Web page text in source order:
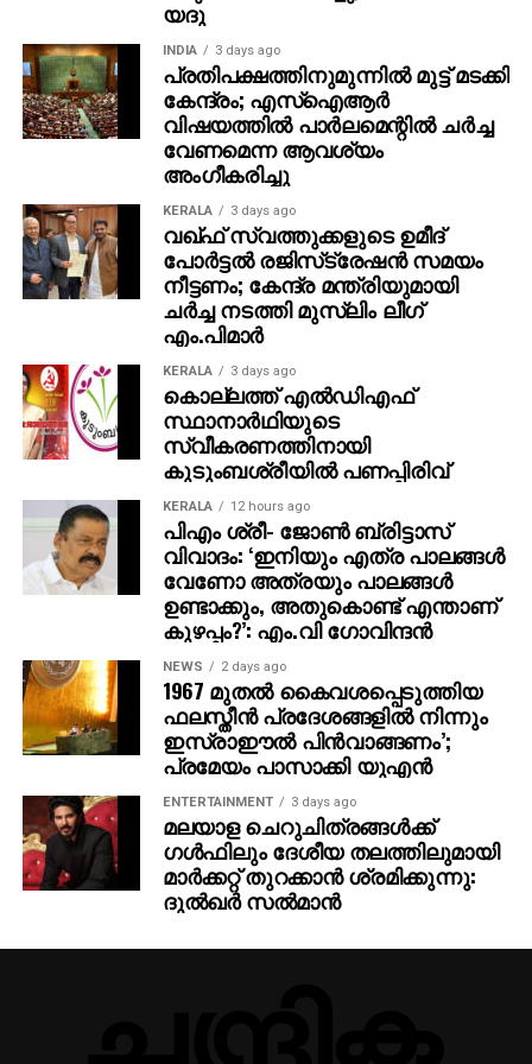
എന്നാല്‍ കാലക്രമേണ, ഇന്‍സ്റ്റഗ്രാമിന്റെ
റെക്കമന്‍ഡേഷന്‍ സംവിധാനം മാറി. ഇപ്പോള്‍,
എക്സ്പ്ലോര്‍ വിഭാഗം ഉള്ളടക്കം, അടിക്കുറിപ്പുകള്‍,
ഉപയോക്തൃ പെരുമാറ്റം എന്നിവയ്ക്ക് മുന്‍ഗണന
നല്‍കുന്നു. റീച്ച് വര്‍ധിപ്പിക്കുന്നതില്‍ ഹാഷ്ടാഗുകള്‍ ഇനി
അത്ര ഫലപ്രദമല്ലെന്ന് ഇന്‍സ്റ്റഗ്രാം മേധാവി ആദം
മൊസേരി ആവര്‍ത്തിച്ച് പ്രസ്താവിച്ചിട്ടുണ്ട്. ഹാഷ്ടാഗുകള്‍
ഇപ്പോള്‍ ഉള്ളടക്കത്തെ തരംതിരിക്കുന്നതിനുള്ള ഒരു
മാര്‍ഗമായി മാത്രം മാറിയിരിക്കുന്നു എന്നാണ് അദേഹം
പറയുന്നത്.
യദു
INDIA 3 days ago
പ്രതിപക്ഷത്തിനുമുന്നില്‍ മുട്ട് മടക്കി
കേന്ദ്രം; എസ്ഐആർ
വിഷയത്തിൽ പാർലമെന്റിൽ ചർച്ച
വേണമെന്ന ആവശ്യം
അംഗീകരിച്ചു
KERALA 3 days ago
വഖ്ഫ് സ്വത്തുക്കളുടെ ഉമീദ്
പോര്‍ട്ടല്‍ രജിസ്‌ട്രേഷന്‍ സമയം
നീട്ടണം; കേന്ദ്ര മന്ത്രിയുമായി
ചര്‍ച്ച നടത്തി മുസ്‌ലിം ലീഗ്
എം.പിമാര്‍
KERALA 3 days ago
കൊല്ലത്ത് എല്‍ഡിഎഫ്
സ്ഥാനാര്‍ഥിയുടെ
സ്വീകരണത്തിനായി
കുടുംബശ്രീയില്‍ പണപ്പിരിവ്
KERALA 12 hours ago
പിഎം ശ്രീ- ജോണ്‍ ബ്രിട്ടാസ്
വിവാദം: ‘ഇനിയും എത്ര പാലങ്ങള്‍
വേണോ അത്രയും പാലങ്ങള്‍
ഉണ്ടാക്കും, അതുകൊണ്ട് എന്താണ്
കുഴപ്പം?’: എം.വി ഗോവിന്ദന്‍
NEWS 2 days ago
1967 മുതല്‍ കൈവശപ്പെടുത്തിയ
ഫലസ്തീന്‍ പ്രദേശങ്ങളില്‍ നിന്നും
ഇസ്രാഈല്‍ പിന്‍വാങ്ങണം’;
പ്രമേയം പാസാക്കി യുഎന്‍
ENTERTAINMENT 3 days ago
മലയാള ചെറുചിത്രങ്ങള്‍ക്ക്
ഗള്‍ഫിലും ദേശീയ തലത്തിലുമായി
മാര്‍ക്കറ്റ് തുറക്കാന്‍ ശ്രമിക്കുന്നു:
ദുല്‍ഖര്‍ സല്‍മാന്‍